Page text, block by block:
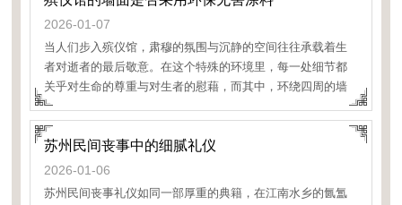
2026-01-07
当人们步入殡仪馆，肃穆的氛围与沉静的空间往往承载着生
者对逝者的最后敬意。在这个特殊的环境里，每一处细节都
关乎对生命的尊重与对生者的慰藉，而其中，环绕四周的墙
面所采用的涂料，却是一个常被忽视却至关重要的议题。殡
仪馆的墙面是否采用环保无害涂料，不仅关系到建筑本身的
安
苏州民间丧事中的细腻礼仪
2026-01-06
苏州民间丧事礼仪如同一部厚重的典籍，在江南水乡的氤氲